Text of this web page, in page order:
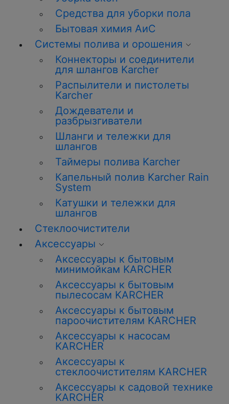
Средства для уборки пола
Бытовая химия АиС
Системы полива и орошения
Коннекторы и соединители
для шлангов Karcher
Распылители и пистолеты
Karcher
Дождеватели и
разбрызгиватели
Шланги и тележки для
шлангов
Таймеры полива Karcher
Капельный полив Karcher Rain
System
Катушки и тележки для
шлангов
Стеклоочистители
Аксессуары
Аксессуары к бытовым
минимойкам KARCHER
Аксессуары к бытовым
пылесосам KARCHER
Аксессуары к бытовым
пароочистителям KARCHER
Аксессуары к насосам
KARCHER
Аксессуары к
стеклоочистителям KARCHER
Аксессуары к садовой технике
KARCHER